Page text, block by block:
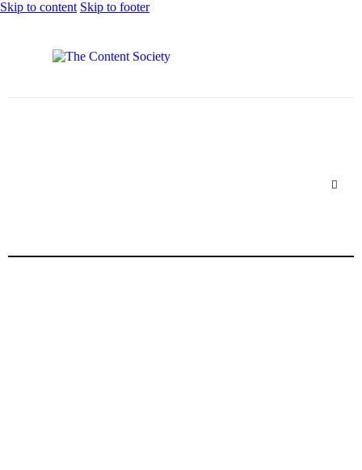
Skip to content Skip to footer